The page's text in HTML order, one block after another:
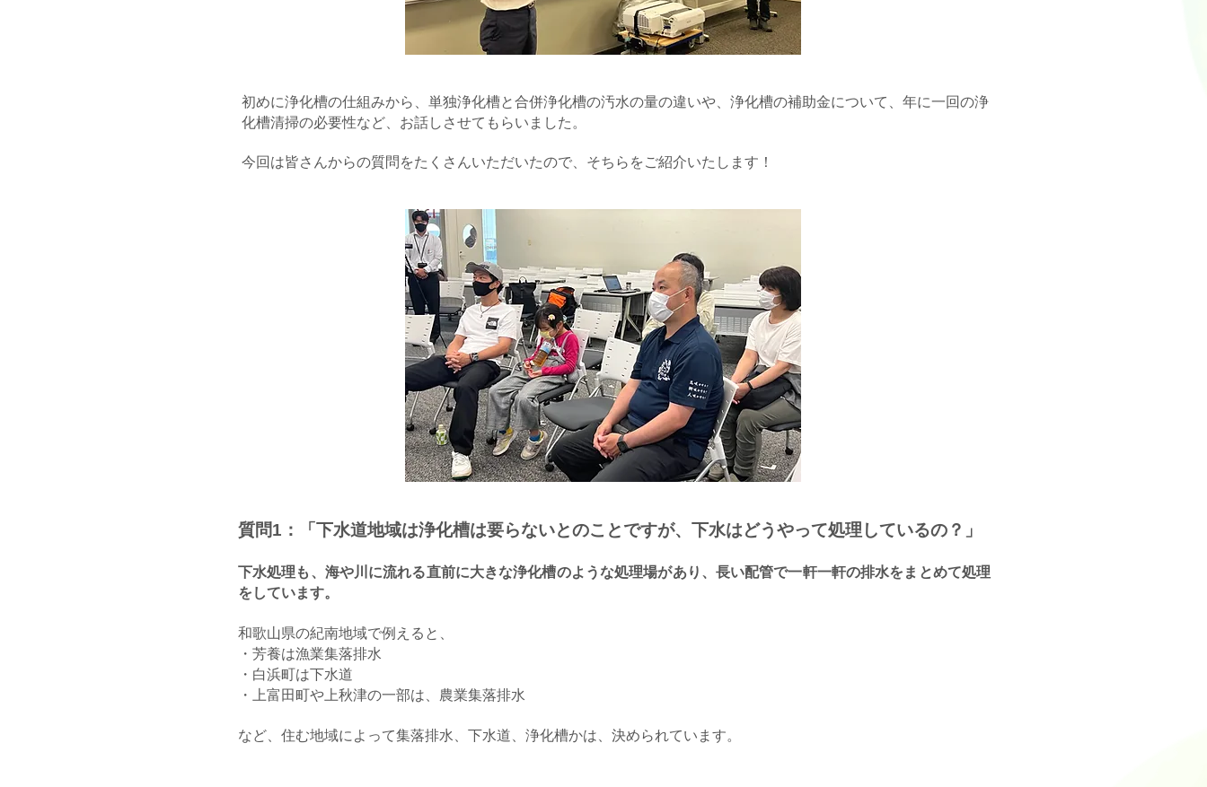
初めに浄化槽の仕組みから、単独浄化槽と合併浄化槽の汚水の量の違いや、浄化槽の補助金について、年に一回の浄
化槽清掃の必要性など、お話しさせてもらいました。
今回は皆さんからの質問をたくさんいただいたので、そちらをご紹介いたします​！
質問1：「下水道地域は浄化槽は要らないとのことですが、下水はどうやって処理しているの？」
下水処理も、海や川に流れる直前に大きな浄化槽のような処理場があり、長い配管で一軒一軒の排水をまとめて処理
をしています。
和歌山県の紀南地域で例えると、
・芳養は漁業集落排水
・白浜町は下水道
・上富田町や上秋津の一部は、農業集落排水
など、住む地域によって集落排水、下水道、浄化槽かは、決められています。